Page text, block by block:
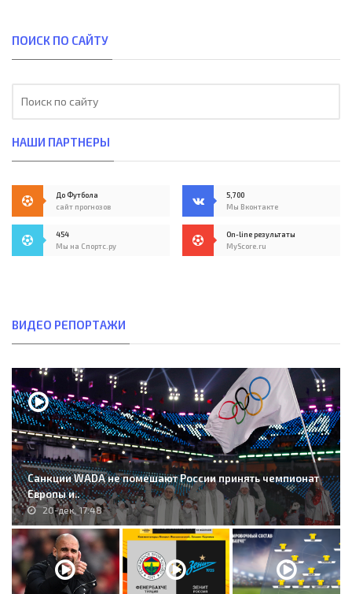
ПОИСК ПО САЙТУ
НАШИ ПАРТНЕРЫ
До Футбола
сайт прогнозов
5,700
Мы Вконтакте
454
Мы на Спортс.ру
On-line результаты
MyScore.ru
ВИДЕО РЕПОРТАЖИ
Санкции WADA не помешают России принять чемпионат
Европы и..
20-дек, 17:48